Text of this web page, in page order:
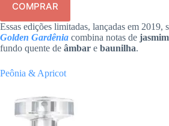
COMPRAR
Essas edições limitadas, lançadas em 2019,
Golden Gardênia combina notas de
fundo quente de âmbar e baunilha.
Peônia & Apricot